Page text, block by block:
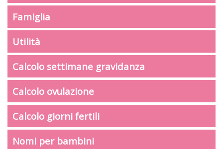
Famiglia
Utilità
Calcolo settimane gravidanza
Calcolo ovulazione
Calcolo giorni fertili
Nomi per bambini